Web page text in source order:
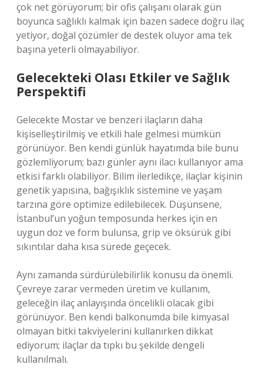
çok net görüyorum; bir ofis çalışanı olarak gün
boyunca sağlıklı kalmak için bazen sadece doğru ilaç
yetiyor, doğal çözümler de destek oluyor ama tek
başına yeterli olmayabiliyor.
Gelecekteki Olası Etkiler ve Sağlık
Perspektifi
Gelecekte Mostar ve benzeri ilaçların daha
kişiselleştirilmiş ve etkili hale gelmesi mümkün
görünüyor. Ben kendi günlük hayatımda bile bunu
gözlemliyorum; bazı günler aynı ilacı kullanıyor ama
etkisi farklı olabiliyor. Bilim ilerledikçe, ilaçlar kişinin
genetik yapısına, bağışıklık sistemine ve yaşam
tarzına göre optimize edilebilecek. Düşünsene,
İstanbul’un yoğun temposunda herkes için en
uygun doz ve form bulunsa, grip ve öksürük gibi
sıkıntılar daha kısa sürede geçecek.
Aynı zamanda sürdürülebilirlik konusu da önemli.
Çevreye zarar vermeden üretim ve kullanım,
geleceğin ilaç anlayışında öncelikli olacak gibi
görünüyor. Ben kendi balkonumda bile kimyasal
olmayan bitki takviyelerini kullanırken dikkat
ediyorum; ilaçlar da tıpkı bu şekilde dengeli
kullanılmalı.